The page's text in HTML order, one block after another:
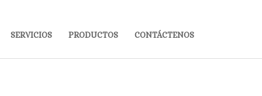
SERVICIOS PRODUCTOS CONTÁCTENOS